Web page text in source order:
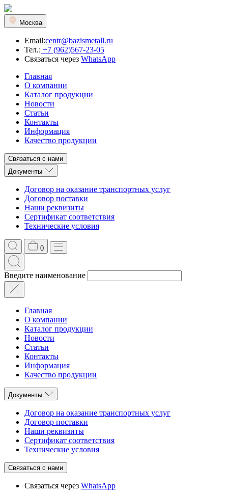
Москва
Email:centr@bazismetall.ru
Тел.: +7 (962)567-23-05
Связаться через WhatsApp
Главная
О компании
Каталог продукции
Новости
Статьи
Контакты
Информация
Качество продукции
Связаться с нами
Документы
Договор на оказание транспортных услуг
Договор поставки
Наши реквизиты
Сертификат соответствия
Технические условия
0
Введите наименование
Главная
О компании
Каталог продукции
Новости
Статьи
Контакты
Информация
Качество продукции
Документы
Договор на оказание транспортных услуг
Договор поставки
Наши реквизиты
Сертификат соответствия
Технические условия
Связаться с нами
Связаться через WhatsApp